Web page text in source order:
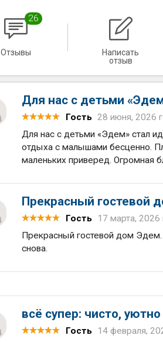
26
Отзывы
Написать
отзыв
Для нас с детьми
Гость 28 июня, 2026
Для нас с детьми «Эдем» стал
отдыха с малышами бесценно.
маленьких приверед. Огромная
Прекрасный гостевой
Гость
17 марта, 2026
Прекрасный гостевой дом
снова.
всё супер: чисто, уютно
Гость
14 февраля,